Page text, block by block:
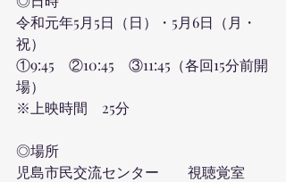
令和元年5月5日（日）・5月6日（月・
祝）
①9:45　②10:45　③11:45（各回15分前開
場）
※上映時間　25分
◎場所
児島市民交流センター　　視聴覚室